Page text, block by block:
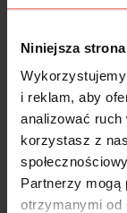
Niniejsza
i reklam, aby
analizować
korzystasz z
Partnerzy mogą
otrzymanymi od
zebranych i